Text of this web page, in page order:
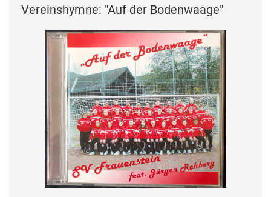
Vereinshymne: "Auf der Bodenwaage"